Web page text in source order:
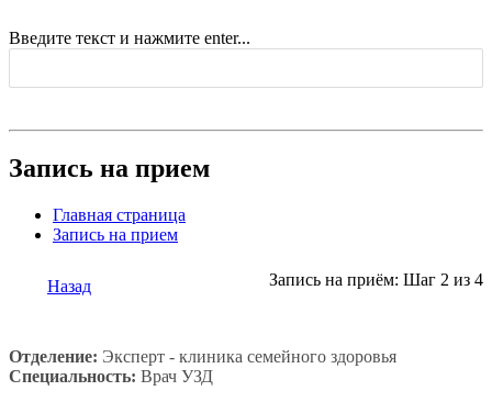
Введите текст и нажмите enter...
Запись на прием
Главная страница
Запись на прием
Назад Запись на приём: Шаг 2 из 4
Отделение: Эксперт - клиника семейного здоровья
Специальность: Врач УЗД